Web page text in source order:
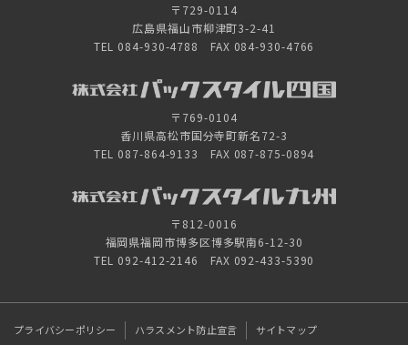
〒729-0114
広島県福山市柳津町3-2-41
TEL 084-930-4788 FAX 084-930-4766
〒769-0104
香川県高松市国分寺町新名72-3
TEL 087-864-9133 FAX 087-875-0894
〒812-0016
福岡県福岡市博多区博多駅南6-12-30
TEL 092-412-2146 FAX 092-433-5390
プライバシーポリシー ハラスメント防止宣言 サイトマップ